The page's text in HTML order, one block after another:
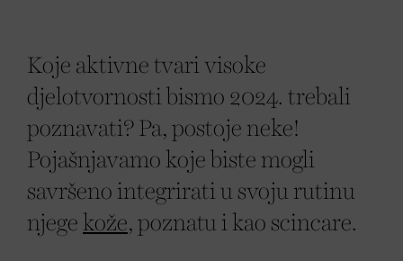
Koje aktivne tvari visoke
djelotvornosti bismo 2024. trebali
poznavati? Pa, postoje neke!
Pojašnjavamo koje biste mogli
savršeno integrirati u svoju rutinu
njege kože, poznatu i kao scincare.